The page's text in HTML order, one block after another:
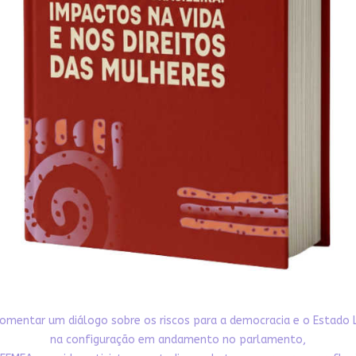
um diálogo sobre os riscos para a democracia e o Estado
na configuração em andamento no parlamento,